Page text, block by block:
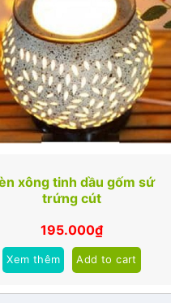
xông tinh dầu gốm sứ
trứng cút
195.000₫
Xem thêm Add to cart